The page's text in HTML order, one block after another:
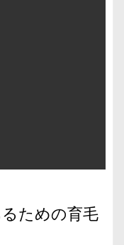
ための育毛